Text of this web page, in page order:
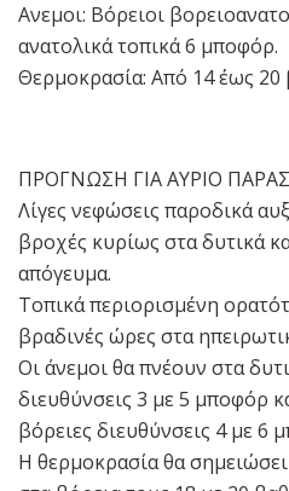
Ανεμοι: Βόρειοι
ανατολικά τοπικά 6 μποφόρ.
Θερμοκρασία: Από 14 έως 20
ΠΡΟΓΝΩΣΗ ΓΙΑ ΑΥΡΙΟ
Λίγες νεφώσεις παροδικά
βροχές κυρίως στα δυτικά
απόγευμα.
Τοπικά περιορισμένη
βραδινές ώρες στα
Οι άνεμοι θα πνέουν στα
διευθύνσεις 3 με 5 μποφόρ
βόρειες διευθύνσεις 4 με 6
Η θερμοκρασία θα